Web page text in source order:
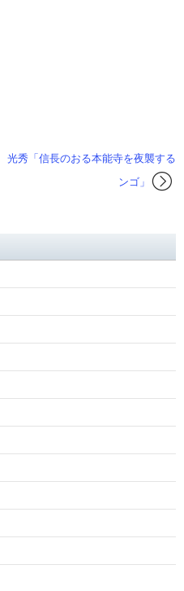
光秀「信長のおる本能寺を夜襲する
ンゴ」